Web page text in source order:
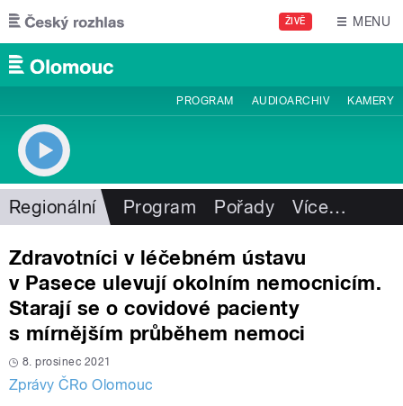
Přejít k hlavnímu obsahu
ŽIVĚ MENU
PROGRAM AUDIOARCHIV KAMERY
Regionální Program Pořady Více…
Zdravotníci v léčebném ústavu
v Pasece ulevují okolním nemocnicím.
Starají se o covidové pacienty
s mírnějším průběhem nemoci
8. prosinec 2021
Zprávy ČRo Olomouc